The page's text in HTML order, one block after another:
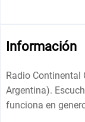
Información
Radio Continental
Argentina).
funciona en